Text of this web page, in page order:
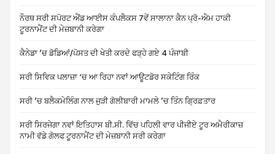
ਨੌਰਥ ਸਰੀ ਸਪੋਰਟ ਐਂਡ ਆਈਸ ਕੰਪਲੈਕਸ 7ਵੇਂ ਸਾਲਾਨਾ ਕੈਨ ਪ੍ਰੋ-ਐਮ ਹਾਕੀ
ਟੂਰਨਾਮੈਂਟ ਦੀ ਮੇਜ਼ਬਾਨੀ ਕਰੇਗਾ
ਕੈਨੇਡਾ ’ਚ ਡੋਡਿਆਂ/ਪੋਸਤ ਦੀ ਖੇਤੀ ਕਰਦੇ ਫੜ੍ਹੇ ਗਏ 4 ਪੰਜਾਬੀ
ਸਰੀ ਸਿਵਿਕ ਪਲਾਜ਼ਾ ‘ਚ ਆ ਰਿਹਾ ਨਵਾਂ ਆਊਟਡੋਰ ਸਕੇਟਿੰਗ ਰਿੰਕ
ਸਰੀ ’ਚ ਬਲੈਕਮੇਲਿੰਗ ਨਾਲ ਜੁੜੀ ਗੋਲੀਬਾਰੀ ਮਾਮਲੇ ’ਚ ਤਿੰਨ ਗ੍ਰਿਫ਼ਤਾਰ
ਸਰੀ ਸਿਰਜੇਗਾ ਨਵਾਂ ਇਤਿਹਾਸ ਬੀ.ਸੀ. ਵਿੱਚ ਪਹਿਲੀ ਵਾਰ ਪੀਜੀਏ ਟੂਰ ਅਮੈਰੀਕਾਜ਼
ਨਾਮੀ ਵੱਡੇ ਗੋਲਫ ਟੂਰਨਾਮੈਂਟ ਦੀ ਮੇਜ਼ਬਾਨੀ ਸਰੀ ਕਰੇਗਾ